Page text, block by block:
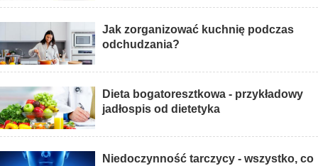
Jak zorganizować kuchnię podczas
odchudzania?
Dieta bogatoresztkowa - przykładowy
jadłospis od dietetyka
Niedoczynność tarczycy - wszystko, co